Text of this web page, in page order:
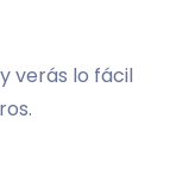
verás lo fácil